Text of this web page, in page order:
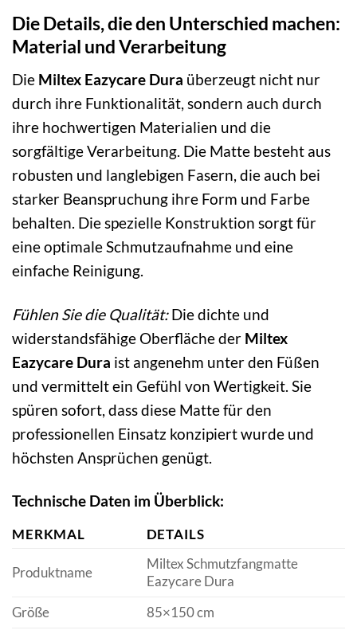
Die Details, die den Unterschied machen:
Material und Verarbeitung
Die Miltex Eazycare Dura überzeugt nicht nur
durch ihre Funktionalität, sondern auch durch
ihre hochwertigen Materialien und die
sorgfältige Verarbeitung. Die Matte besteht aus
robusten und langlebigen Fasern, die auch bei
starker Beanspruchung ihre Form und Farbe
behalten. Die spezielle Konstruktion sorgt für
eine optimale Schmutzaufnahme und eine
einfache Reinigung.
Fühlen Sie die Qualität:Die dichte und
widerstandsfähige Oberfläche der Miltex
Eazycare Dura ist angenehm unter den Füßen
und vermittelt ein Gefühl von Wertigkeit. Sie
spüren sofort, dass diese Matte für den
professionellen Einsatz konzipiert wurde und
höchsten Ansprüchen genügt.
Technische Daten im Überblick:
MERKMAL DETAILS
Produktname
Miltex Schmutzfangmatte
Eazycare Dura
Größe
85×150 cm